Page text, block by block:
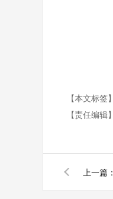
【本文标签】
【责任编辑】
上一篇：